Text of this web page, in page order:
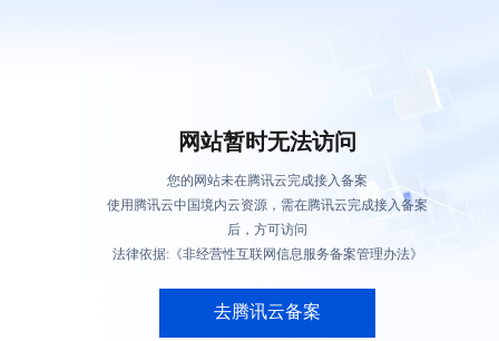
网站暂时无法访问
您的网站未在腾讯云完成接入备案
使用腾讯云中国境内云资源，需在腾讯云完成接入备案
后，方可访问
法律依据:《非经营性互联网信息服务备案管理办法》
去腾讯云备案